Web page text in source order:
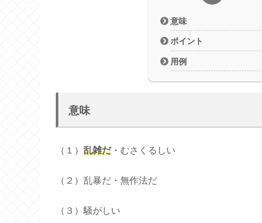
意味
ポイント
用例
意味
（１） 乱雑だ・むさくるしい
（２）乱暴だ・無作法だ
（３）騒がしい